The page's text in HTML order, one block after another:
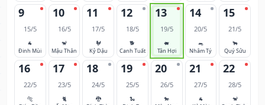
9
15/5
🐐
Đinh Mùi
10
16/5
🐒
Mậu Thân
11
17/5
🐓
Kỷ Dậu
12
18/5
🐕
Canh Tuất
13
19/5
🐖
Tân Hợi
14
20/5
🐀
Nhâm Tý
15
21/5
🐂
Quý Sửu
16
22/5
🐅
17
23/5
🐈
18
24/5
🐉
19
25/5
🐍
20
26/5
🐎
21
27/5
🐐
22
28/5
🐒